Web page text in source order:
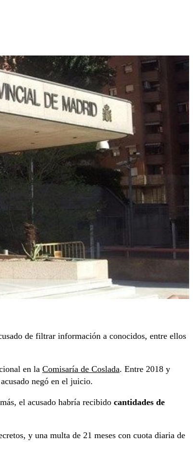
de filtrar información a conocidos, entre ellos
en la Comisaría de Coslada. Entre 2018 y
negó en el juicio.
el acusado habría recibido cantidades de
y una multa de 21 meses con cuota diaria de